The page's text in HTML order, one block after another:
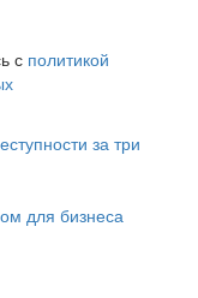
с политикой
за три
для бизнеса